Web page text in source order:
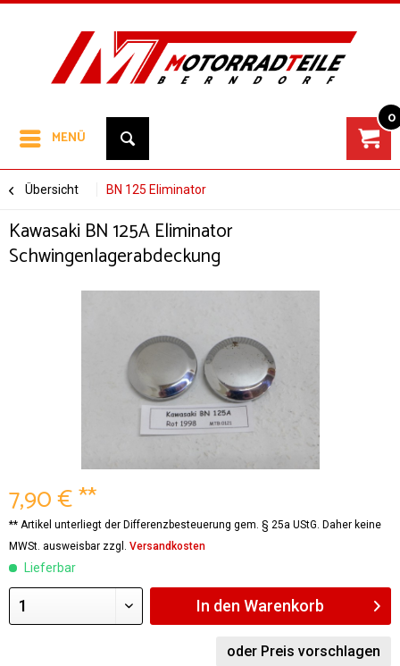
MENÜ
0
Übersicht BN 125 Eliminator
Kawasaki BN 125A Eliminator
Schwingenlagerabdeckung
7,90 € **
** Artikel unterliegt der Differenzbesteuerung gem. § 25a UStG. Daher keine
MWSt. ausweisbar zzgl. Versandkosten
Lieferbar
In den Warenkorb
oder Preis vorschlagen